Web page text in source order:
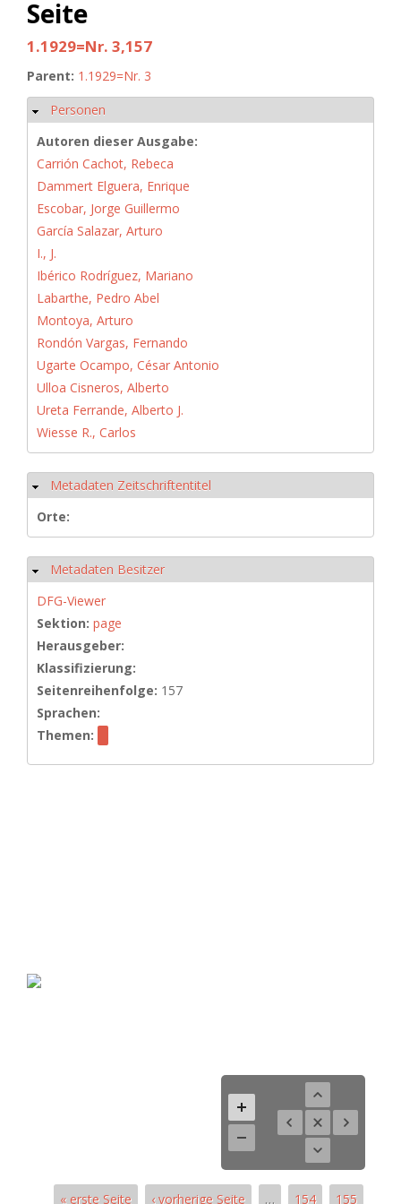
Seite
1.1929=Nr. 3,157
Parent: 1.1929=Nr. 3
Hide
Personen
Autoren dieser Ausgabe:
Carrión Cachot, Rebeca
Dammert Elguera, Enrique
Escobar, Jorge Guillermo
García Salazar, Arturo
I., J.
Ibérico Rodríguez, Mariano
Labarthe, Pedro Abel
Montoya, Arturo
Rondón Vargas, Fernando
Ugarte Ocampo, César Antonio
Ulloa Cisneros, Alberto
Ureta Ferrande, Alberto J.
Wiesse R., Carlos
Hide
Metadaten Zeitschriftentitel
Orte:
Hide
Metadaten Besitzer
DFG-Viewer
Sektion: page
Herausgeber:
Klassifizierung:
Seitenreihenfolge: 157
Sprachen:
Themen:
« erste Seite ‹ vorherige Seite … 154 155